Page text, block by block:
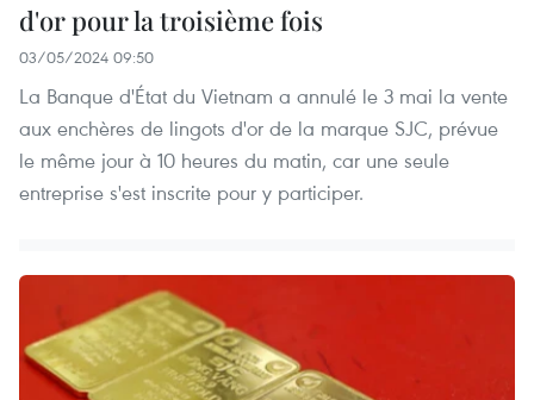
d'or pour la troisième fois
03/05/2024 09:50
La Banque d'État du Vietnam a annulé le 3 mai la vente
aux enchères de lingots d'or de la marque SJC, prévue
le même jour à 10 heures du matin, car une seule
entreprise s'est inscrite pour y participer.